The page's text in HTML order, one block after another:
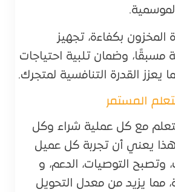
المخزون بكفاءة، تجهيز
مسبقًا، وضمان تلبية احتياجات
يعزز القدرة التنافسية لمتجرك.
المستمر
مع كل عملية شراء وكل
يعني أن تجربة كل عميل
التوصيات، الدعم، و
مما يزيد من معدل التحويل